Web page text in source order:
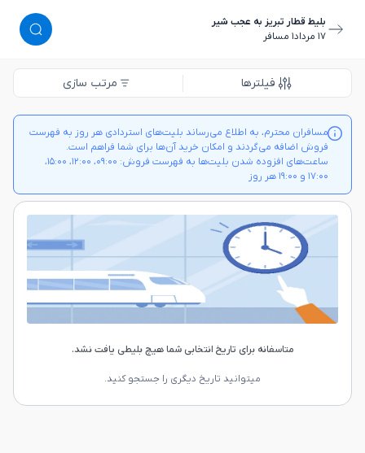
بلیط قطار تبریز به عجب شیر
١٧ مرداد
١ مسافر
فیلترها مرتب سازی
مسافران محترم، به اطلاع می‌رساند بلیت‌های استردادی هر روز به فهرست
فروش اضافه می‌گردند و امکان خرید آن‌ها برای شما فراهم است.
ساعت‌های افزوده شدن بلیت‌ها به فهرست فروش: ۰۹:۰۰، ۱۲:۰۰، ۱۵:۰۰،
۱۷:۰۰ و ۱۹:۰۰ هر روز
متاسفانه برای تاریخ انتخابی شما هیچ بلیطی یافت نشد.
میتوانید تاریخ دیگری را جستجو کنید.